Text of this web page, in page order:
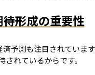
形成の重要性
予測も注目されていま
れているからです。